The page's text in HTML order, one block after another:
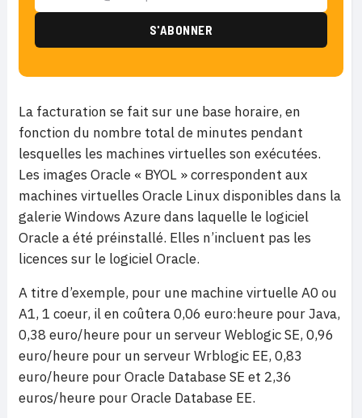
La facturation se fait sur une base horaire, en
fonction du nombre total de minutes pendant
lesquelles les machines virtuelles son exécutées.
Les images Oracle « BYOL » correspondent aux
machines virtuelles Oracle Linux disponibles dans la
galerie Windows Azure dans laquelle le logiciel
Oracle a été préinstallé. Elles n’incluent pas les
licences sur le logiciel Oracle.
A titre d’exemple, pour une machine virtuelle A0 ou
A1, 1 coeur, il en coûtera 0,06 euro:heure pour Java,
0,38 euro/heure pour un serveur Weblogic SE, 0,96
euro/heure pour un serveur Wrblogic EE, 0,83
euro/heure pour Oracle Database SE et 2,36
euros/heure pour Oracle Database EE.